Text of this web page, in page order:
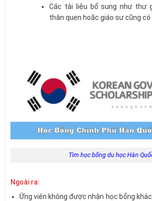
Các tài liệu bổ sung như thư
thân quen hoặc giáo sư cũng
Tìm học bổng du học Hàn
Ngoài ra:
Ứng viên không được nhận học bổng